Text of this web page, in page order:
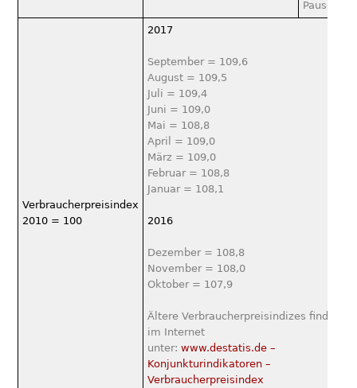
Pauschale
Verbraucherpreisindex
2010 = 100
2017
September = 109,6
August = 109,5
Juli = 109,4
Juni = 109,0
Mai = 108,8
April = 109,0
März = 109,0
Februar = 108,8
Januar = 108,1
2016
Dezember = 108,8
November = 108,0
Oktober = 107,9
Ältere Verbraucherpreisindizes ﬁnden
im Internet
unter:www.destatis.de –
Konjunkturindikatoren –
Verbraucherpreisindex